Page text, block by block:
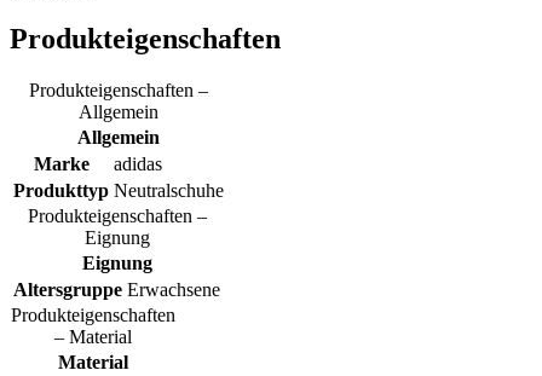
Produkteigenschaften
Produkteigenschaften –
Allgemein
Allgemein
Marke
adidas
Produkttyp Neutralschuhe
Produkteigenschaften –
Eignung
Eignung
Altersgruppe Erwachsene
Produkteigenschaften
– Material
Material